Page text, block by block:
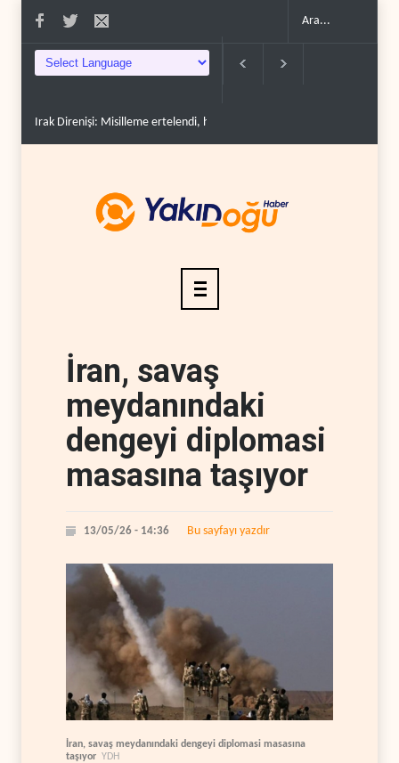
Misilleme ertelendi, hesap kapanmadı..
İran, savaş
meydanındaki
dengeyi diplomasi
masasına taşıyor
13/05/26 - 14:36 Bu sayfayı yazdır
İran, savaş meydanındaki dengeyi diplomasi masasına
taşıyor YDH